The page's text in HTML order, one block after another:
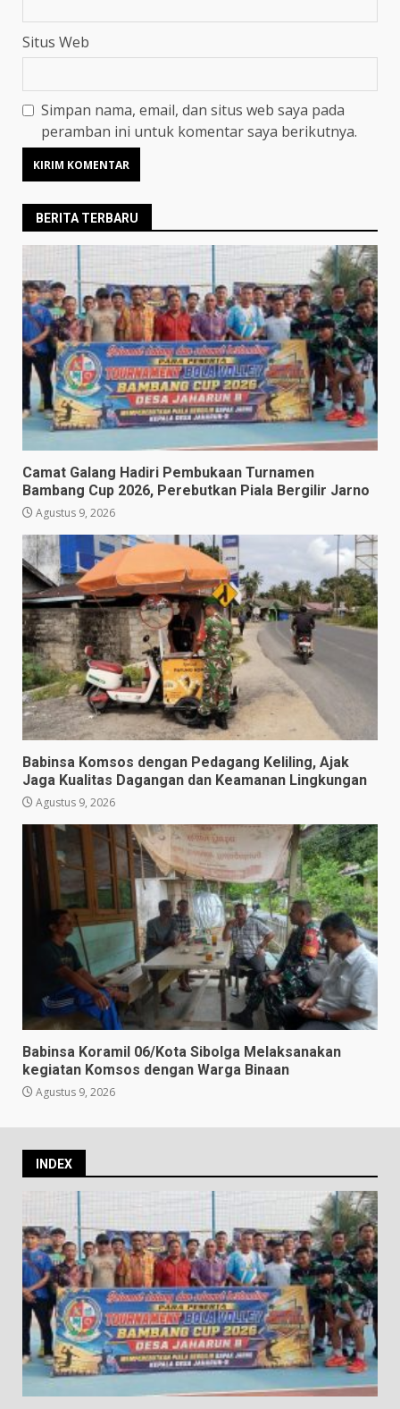
Situs Web
Simpan nama, email, dan situs web saya pada
peramban ini untuk komentar saya berikutnya.
BERITA TERBARU
Camat Galang Hadiri Pembukaan Turnamen
Bambang Cup 2026, Perebutkan Piala Bergilir Jarno
Agustus 9, 2026
Babinsa Komsos dengan Pedagang Keliling, Ajak
Jaga Kualitas Dagangan dan Keamanan Lingkungan
Agustus 9, 2026
Babinsa Koramil 06/Kota Sibolga Melaksanakan
kegiatan Komsos dengan Warga Binaan
Agustus 9, 2026
INDEX